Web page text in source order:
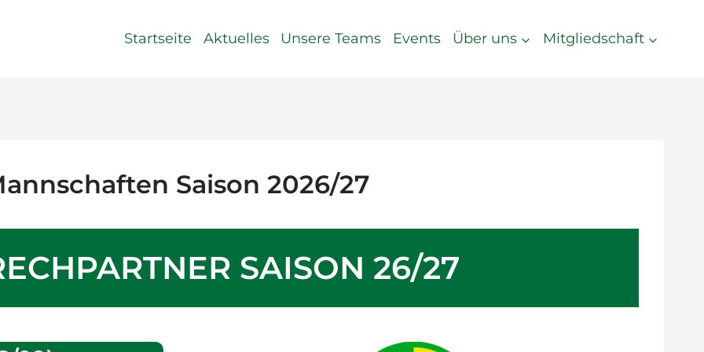
Startseite Aktuelles Unsere Teams Events Über uns Mitgliedschaft
Saison 2026/27
SAISON 26/27